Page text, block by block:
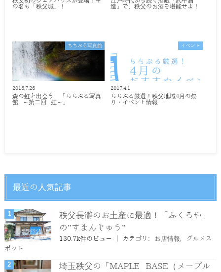
の名も「秩父城」！
造」で、秩父のお酒を堪能せよ！
ちちぶる写真館
2016.7.26
森の虹と出会う 「ちちぶる写真
館 ～第二回 虹～」
イベント
2017.4.1
ちちぶる厳選！秩父地域4月の祭
り・イベント情報
最近の人気記事
秩父長瀞のお土産に最適！「ふくろや」
の”すまんじゅう”
130.7k件のビュー カテゴリ: お店情報
グルメス
ポット
埼玉秩父の「MAPLE BASE（メープル